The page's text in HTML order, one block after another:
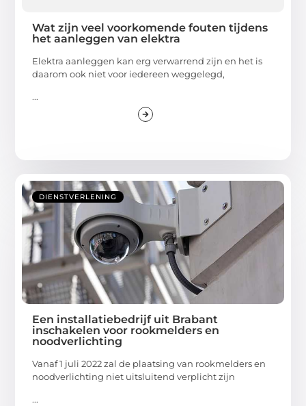
Wat zijn veel voorkomende fouten tijdens
het aanleggen van elektra
Elektra aanleggen kan erg verwarrend zijn en het is
daarom ook niet voor iedereen weggelegd,
...
DIENSTVERLENING
Een installatiebedrijf uit Brabant
inschakelen voor rookmelders en
noodverlichting
Vanaf 1 juli 2022 zal de plaatsing van rookmelders en
noodverlichting niet uitsluitend verplicht zijn
...